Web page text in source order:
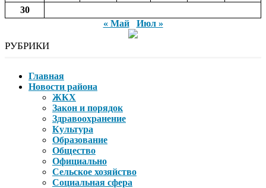
30
« Май
Июл »
РУБРИКИ
Главная
Новости района
ЖКХ
Закон и порядок
Здравоохранение
Культура
Образование
Общество
Официально
Сельское хозяйство
Социальная сфера